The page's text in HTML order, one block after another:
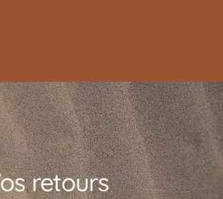
retours